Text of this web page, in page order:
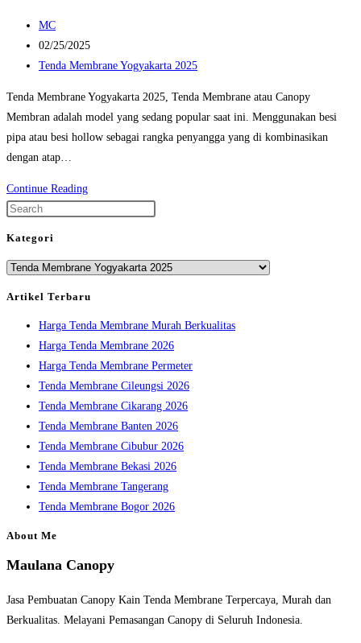
Post
author:
MC
Post
published:
02/25/2025
Post
Tenda Membrane Yogyakarta 2025
Tenda Membrane Yogyakarta 2025, Tenda Membrane atau Canopy
Membran adalah model yang sedang popular saat ini. Menggunakan besi
pipa atau besi hollow sebagai rangka penyangga yang di kombinasikan
dengan atap…
Continue ReadingTenda
close
panel.
Kategori
Kategori
Artikel Terbaru
Harga Tenda Membrane Murah Berkualitas
Harga Tenda Membrane 2026
Harga Tenda Membrane Permeter
Tenda Membrane Cileungsi 2026
Tenda Membrane Cikarang 2026
Tenda Membrane Banten 2026
Tenda Membrane Cibubur 2026
Tenda Membrane Bekasi 2026
Tenda Membrane Tangerang
Tenda Membrane Bogor 2026
About Me
Maulana Canopy
Jasa Pembuatan Canopy Kain Tenda Membrane Terpercaya, Murah dan
Berkualitas. Melayani Pemasangan Canopy di Seluruh Indonesia.